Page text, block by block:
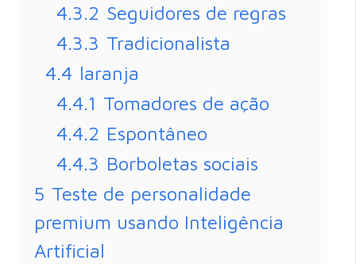
4.3.2 Seguidores de regras
4.3.3 Tradicionalista
4.4 laranja
4.4.1 Tomadores de ação
4.4.2 Espontâneo
4.4.3 Borboletas sociais
5 Teste de personalidade
premium usando Inteligência
Artificial